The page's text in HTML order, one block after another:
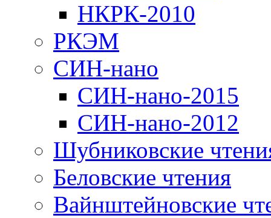
НКРК-2010
РКЭМ
СИН-нано
СИН-нано-2015
СИН-нано-2012
Шубниковские
Беловские чтения
Вайнштейновские